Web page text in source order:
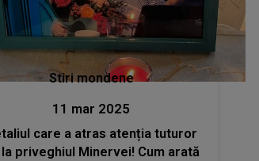
Stiri mondene
11 mar 2025
care a atras atenția tuturor
priveghiul Minervei! Cum arată